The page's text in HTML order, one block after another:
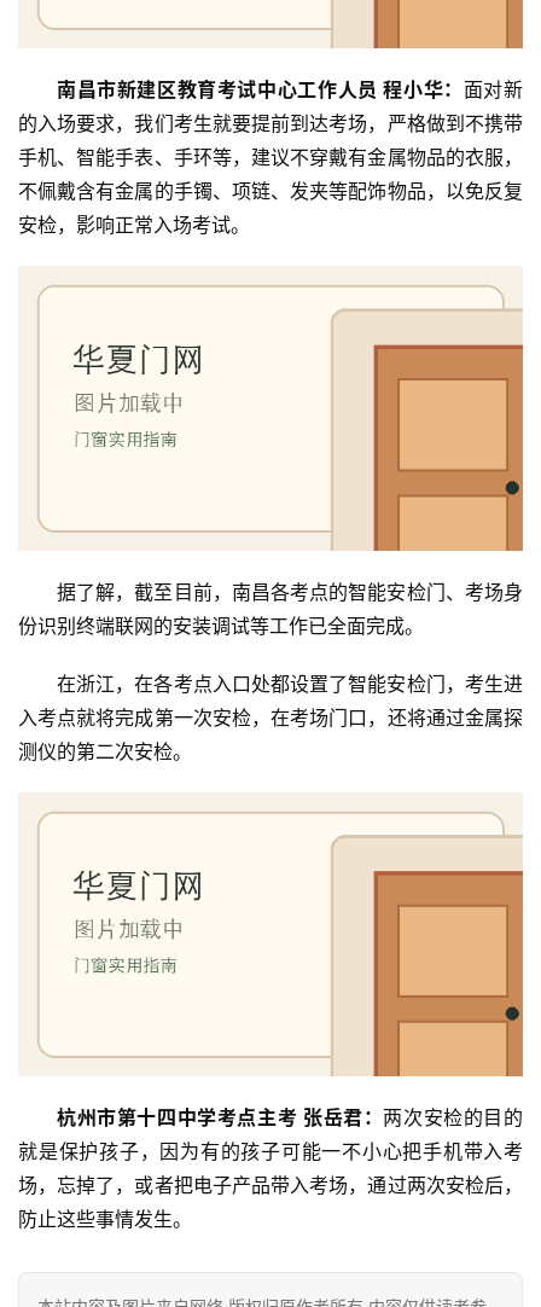
入
户
门
大
门
铸
铝
门
维
门
资
讯
登录
南昌市新建区教育考试中心工作人员 程小华： 面对新
的入场要求，我们考生就要提前到达考场，严格做到不携带
手机、智能手表、手环等，建议不穿戴有金属物品的衣服，
不佩戴含有金属的手镯、项链、发夹等配饰物品，以免反复
安检，影响正常入场考试。
据了解，截至目前，南昌各考点的智能安检门、考场身
份识别终端联网的安装调试等工作已全面完成。
在浙江，在各考点入口处都设置了智能安检门，考生进
入考点就将完成第一次安检，在考场门口，还将通过金属探
测仪的第二次安检。
杭州市第十四中学考点主考 张岳君： 两次安检的目的
就是保护孩子，因为有的孩子可能一不小心把手机带入考
场，忘掉了，或者把电子产品带入考场，通过两次安检后，
防止这些事情发生。